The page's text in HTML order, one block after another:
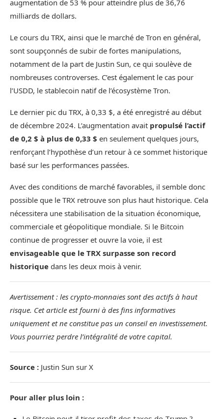
augmentation de 53 % pour atteindre plus de 36,76
milliards de dollars.
Le cours du TRX, ainsi que le marché de Tron en général,
sont soupçonnés de subir de fortes manipulations,
notamment de la part de Justin Sun, ce qui soulève de
nombreuses controverses. C’est également le cas pour
l’USDD, le stablecoin natif de l’écosystème Tron.
Le dernier pic du TRX, à 0,33 $, a été enregistré au début
de décembre 2024. L’augmentation avait propulsé l’actif
de 0,2 $ à plus de 0,33 $ en seulement quelques jours,
renforçant l’hypothèse d’un retour à ce sommet historique
basé sur les performances passées.
Avec des conditions de marché favorables, il semble donc
possible que le TRX retrouve son plus haut historique. Cela
nécessitera une stabilisation de la situation économique,
commerciale et géopolitique mondiale. Si le Bitcoin
continue de progresser et ouvre la voie, il est
envisageable que le TRX surpasse son record
historique dans les deux mois à venir.
Avertissement : les crypto-monnaies sont des actifs à haut
risque. Cet article est fourni à des fins informatives
uniquement et ne constitue pas un conseil en investissement.
Vous pourriez perdre l’intégralité de votre capital.
Source : Justin Sun sur X
Pour aller plus loin :